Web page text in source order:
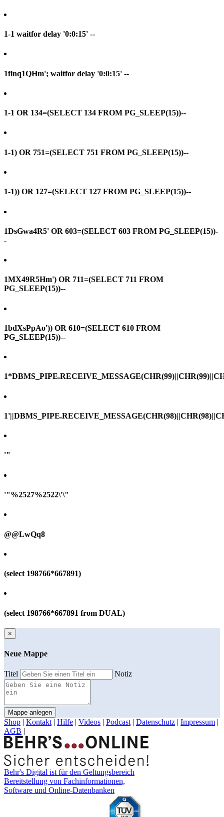
1-1 waitfor delay '0:0:15' --
1flnq1QHm'; waitfor delay '0:0:15' --
1-1 OR 134=(SELECT 134 FROM PG_SLEEP(15))--
1-1) OR 751=(SELECT 751 FROM PG_SLEEP(15))--
1-1)) OR 127=(SELECT 127 FROM PG_SLEEP(15))--
1DsGwa4R5' OR 603=(SELECT 603 FROM PG_SLEEP(15))-
-
1MX49R5Hm') OR 711=(SELECT 711 FROM
PG_SLEEP(15))--
1bdXsPpAo')) OR 610=(SELECT 610 FROM
PG_SLEEP(15))--
'"
'"%2527%2522\'\"
@@LwQq8
(select 198766*667891)
(select 198766*667891 from DUAL)
×
Neue Mappe
Titel Notiz
Mappe anlegen
Shop | Kontakt | Hilfe | Videos | Podcast | Datenschutz | Impressum |
AGB |
Behr's Digital ist für den Geltungsbereich
Bereitstellung von Fachinformationen,
Software und Online-Datenbanken